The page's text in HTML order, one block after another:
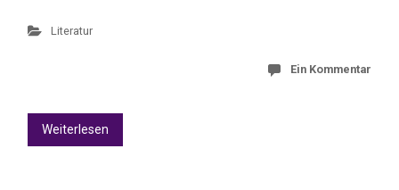
Literatur
Ein Kommentar
Weiterlesen